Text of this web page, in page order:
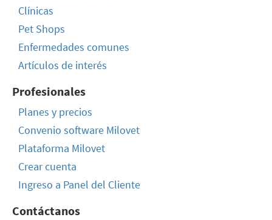
Clínicas
Pet Shops
Enfermedades comunes
Artículos de interés
Profesionales
Planes y precios
Convenio software Milovet
Plataforma Milovet
Crear cuenta
Ingreso a Panel del Cliente
Contáctanos